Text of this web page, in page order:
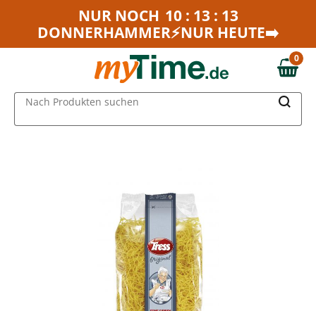
Zum Hauptinhalt springen
Zur Navigation springen
NUR NOCH 10 : 13 : 13
DONNERHAMMER⚡NUR HEUTE➡️
0,00 €
0
Nach Produkten suchen